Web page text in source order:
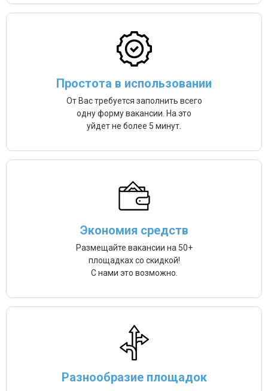
Простота в использовании
От Вас требуется заполнить всего
одну форму вакансии. На это
уйдет не более 5 минут.
Экономия средств
Размещайте вакансии на 50+
площадках со скидкой!
С нами это возможно.
Разнообразие площадок